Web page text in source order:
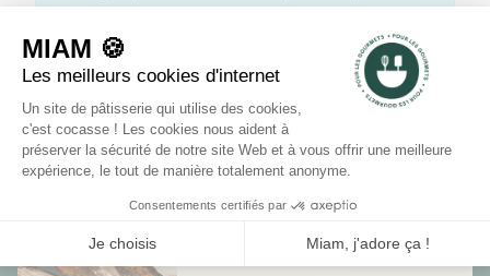
Des offres toute l’année
Profitez de promotions tout au
long de l'année sur des
sélections de produits